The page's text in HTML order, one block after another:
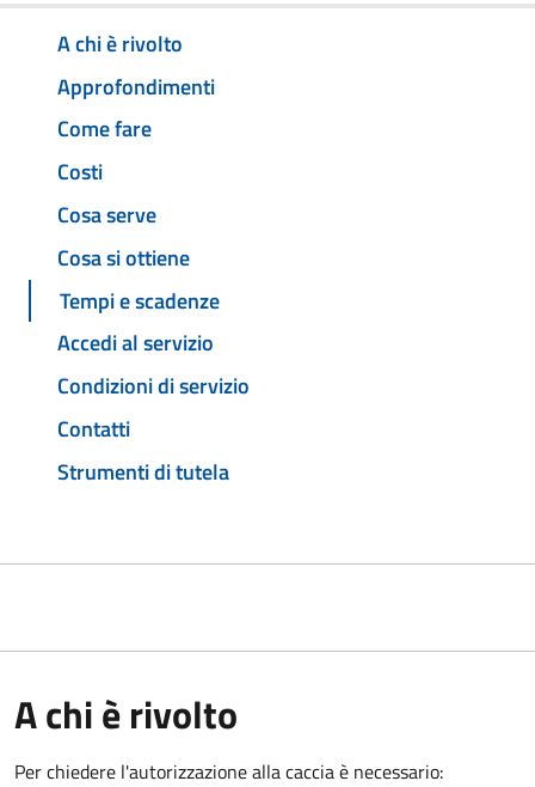
A chi è rivolto
Approfondimenti
Come fare
Costi
Cosa serve
Cosa si ottiene
Tempi e scadenze
Accedi al servizio
Condizioni di servizio
Contatti
Strumenti di tutela
A chi è rivolto
Per chiedere l'autorizzazione alla caccia è necessario: